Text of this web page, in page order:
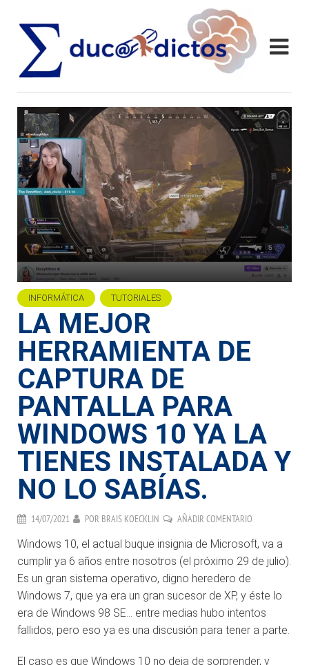
INFORMÁTICA TUTORIALES
LA MEJOR
HERRAMIENTA DE
CAPTURA DE
PANTALLA PARA
WINDOWS 10 YA LA
TIENES INSTALADA Y
NO LO SABÍAS.
14/07/2021 POR BRAIS KOECKLIN AÑADIR COMENTARIO
Windows 10, el actual buque insignia de Microsoft, va a
cumplir ya 6 años entre nosotros (el próximo 29 de julio).
Es un gran sistema operativo, digno heredero de
Windows 7, que ya era un gran sucesor de XP, y éste lo
era de Windows 98 SE… entre medias hubo intentos
fallidos, pero eso ya es una discusión para tener a parte.
El caso es que Windows 10 no deja de sorprender, y